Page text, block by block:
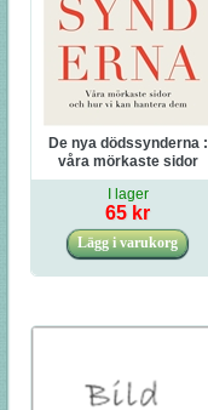
De nya dödssynderna :
våra mörkaste sidor
och hur vi kan hantera
dem
I lager
65 kr